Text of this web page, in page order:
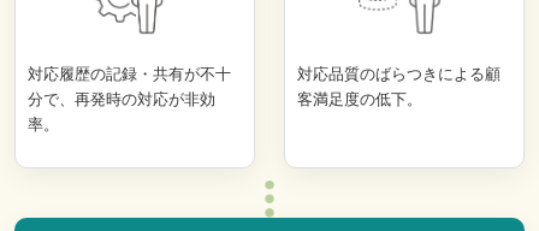
対応履歴の記録・共有が不十
分で、再発時の対応が非効
率。
対応品質のばらつきによる顧
客満足度の低下。